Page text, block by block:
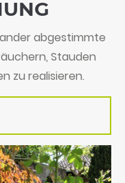
abgestimmte
Stauden
zu realisieren.